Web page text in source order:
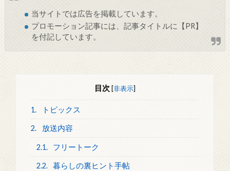
当サイトでは広告を掲載しています。
プロモーション記事には、記事タイトルに【PR】
を付記しています。
目次 [非表示]
1. トピックス
2. 放送内容
2.1. フリートーク
2.2. 暮らしの裏ヒント手帖